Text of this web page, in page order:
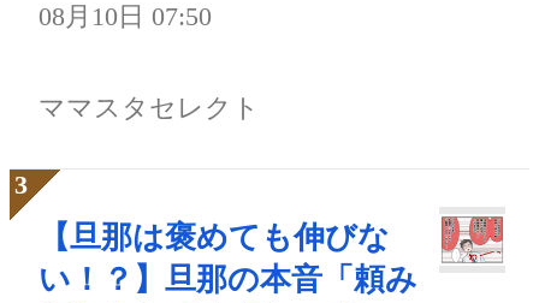
08月10日 07:50
ママスタセレクト
【旦那は褒めても伸びな
い！？】旦那の本音「頼み